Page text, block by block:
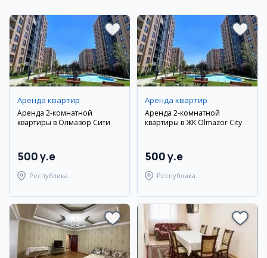
Аренда квартир
Аренда 2-комнатной
квартиры в Олмазор Сити
500 y.e
Республика
Берунийский район
Аренда квартир
Аренда 2-комнатной
квартиры в ЖК Olmazor City
500 y.e
Республика
Берунийский район